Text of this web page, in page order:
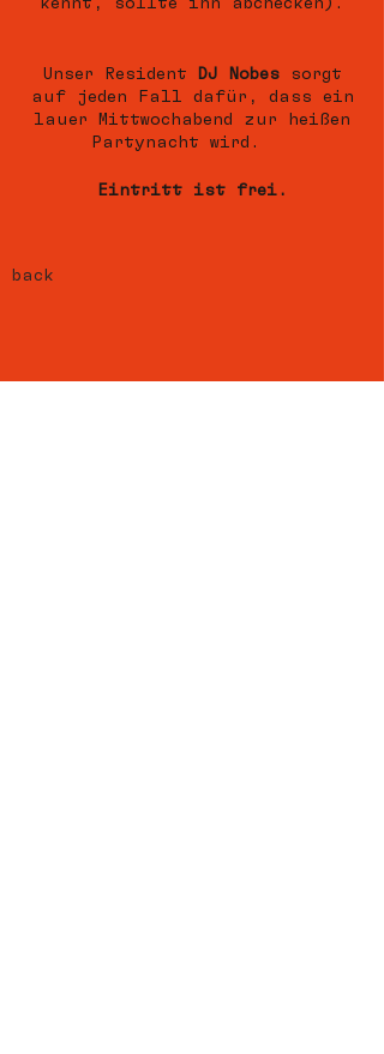
Unser Resident DJ Nobes
sorgt
auf jeden Fall dafür, dass ein
lauer Mittwochabend zur heißen
Partynacht wird.
Eintritt ist frei.
back